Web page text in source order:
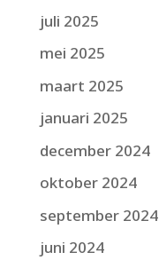
juli 2025
mei 2025
maart 2025
januari 2025
december 2024
oktober 2024
september 2024
juni 2024